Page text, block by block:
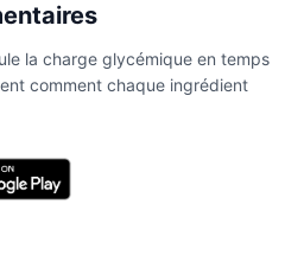
la charge glycémique en temps
comment chaque ingrédient